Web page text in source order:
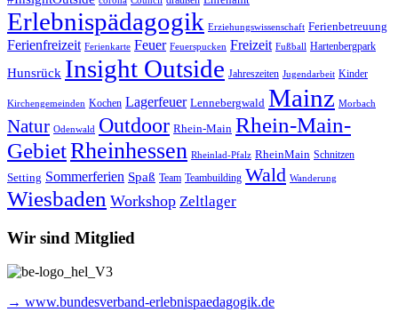
Erlebnispädagogik Erziehungswissenschaft Ferienbetreuung
Ferienfreizeit Ferienkarte Feuer Feuerspucken Freizeit Fußball Hartenbergpark
Hunsrück Insight Outside Jahreszeiten Jugendarbeit Kinder
Kirchengemeinden Kochen Lagerfeuer Lennebergwald Mainz Morbach
Natur Odenwald Outdoor Rhein-Main Rhein-Main-
GebietRheinhessen Rheinlad-Pfalz RheinMain Schnitzen
Setting Sommerferien Spaß Team Teambuilding Wald Wanderung
Wiesbaden Workshop Zeltlager
Wir sind Mitglied
→ www.bundesverband-erlebnispaedagogik.de